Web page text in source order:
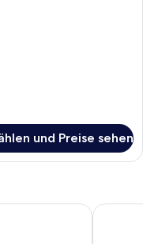
und Preise sehen